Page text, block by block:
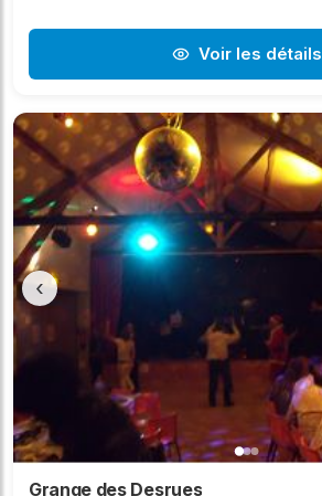
Voir les détails
‹
Grange des Desrues